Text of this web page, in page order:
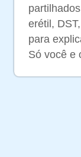
erétil,
para
Só você e